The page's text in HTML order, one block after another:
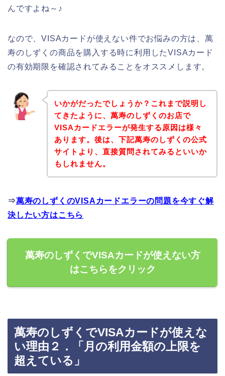
んですよね～♪
なので、VISAカードが使えない件でお悩みの方は、萬
寿のしずくの商品を購入する時に利用したVISAカード
の有効期限を確認されてみることをオススメします。
いかがだったでしょうか？これまで説明し
てきたように、萬寿のしずくのお店で
VISAカードエラーが発生する原因は様々
あります。後は、下記萬寿のしずくの公式
サイトより、直接質問されてみるといいか
もしれません。
⇒萬寿のしずくのVISAカードエラーの問題を今すぐ解
決したい方はこちら
萬寿のしずくでVISAカードが使えない方
はこちらをクリック
萬寿のしずくでVISAカードが使えな
い理由２．「月の利用金額の上限を
超えている」